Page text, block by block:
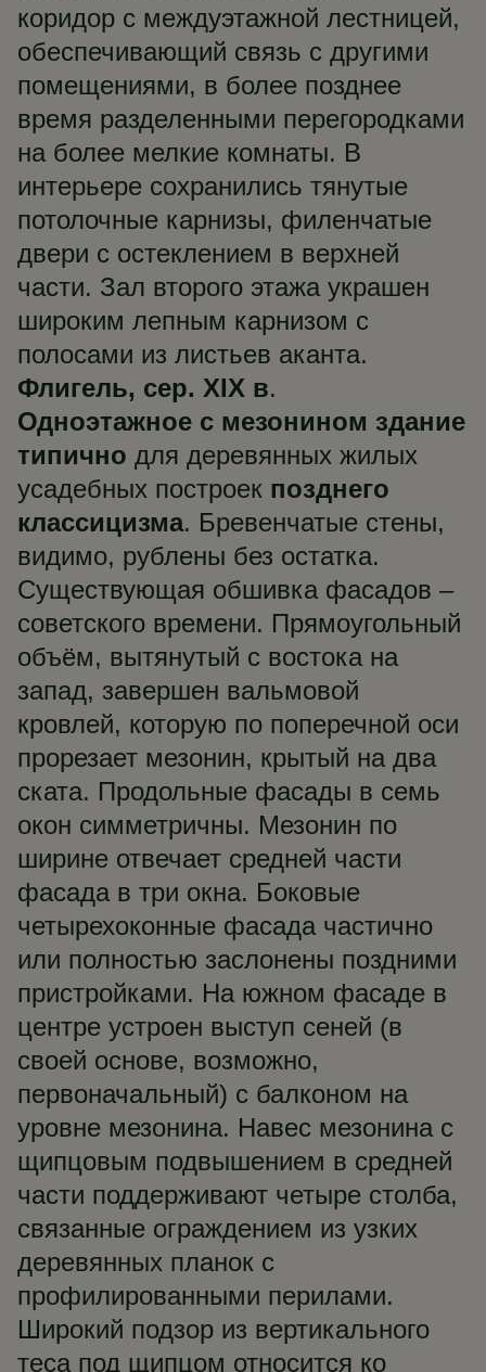
коридор с междуэтажной лестницей,
обеспечивающий связь с другими
помещениями, в более позднее
время разделенными перегородками
на более мелкие комнаты. В
интерьере сохранились тянутые
потолочные карнизы, филенчатые
двери с остеклением в верхней
части. Зал второго этажа украшен
широким лепным карнизом с
полосами из листьев аканта.
Флигель, сер. XIX в.
Одноэтажное с мезонином здание
типично для деревянных жилых
усадебных построек позднего
классицизма. Бревенчатые стены,
видимо, рублены без остатка.
Существующая обшивка фасадов –
советского времени. Прямоугольный
объём, вытянутый с востока на
запад, завершен вальмовой
кровлей, которую по поперечной оси
прорезает мезонин, крытый на два
ската. Продольные фасады в семь
окон симметричны. Мезонин по
ширине отвечает средней части
фасада в три окна. Боковые
четырехоконные фасада частично
или полностью заслонены поздними
пристройками. На южном фасаде в
центре устроен выступ сеней (в
своей основе, возможно,
первоначальный) с балконом на
уровне мезонина. Навес мезонина с
щипцовым подвышением в средней
части поддерживают четыре столба,
связанные ограждением из узких
деревянных планок с
профилированными перилами.
Широкий подзор из вертикального
теса под щипцом относится ко